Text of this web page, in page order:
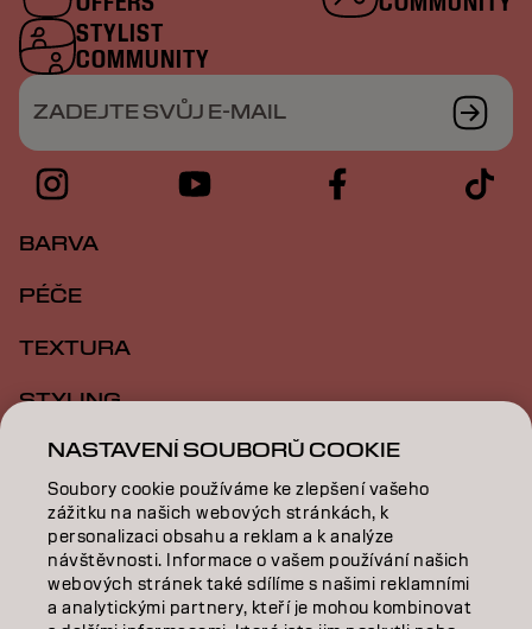
STYLIST
COMMUNITY
ZADEJTE SVŮJ E-MAIL
BARVA
PÉČE
TEXTURA
STYLING
INSPIRACE
VZDĚLÁVÁNÍ
O NÁS
SALON FINDER
NASTAVENÍ SOUBORŮ COOKIE
Soubory cookie používáme ke zlepšení vašeho
zážitku na našich webových stránkách, k
personalizaci obsahu a reklam a k analýze
návštěvnosti. Informace o vašem používání našich
webových stránek také sdílíme s našimi reklamními
a analytickými partnery, kteří je mohou kombinovat